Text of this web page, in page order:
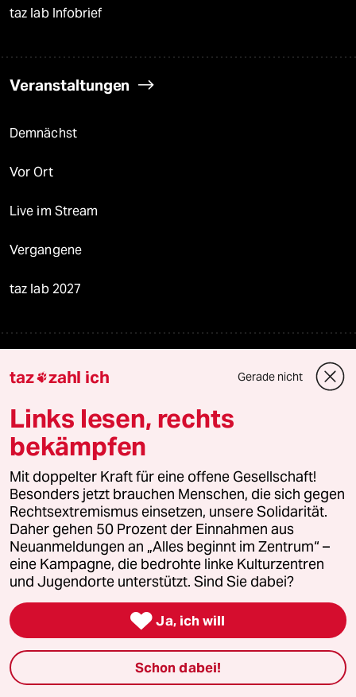
taz lab Infobrief
Veranstaltungen
Demnächst
Vor Ort
Live im Stream
Vergangene
taz lab 2027
taz Blogs
taz FUTURZWEI
Le Monde diplomatique
taz Archiv
Mehr taz Angebote
Reisen
Kantine
taz zahl ich Gerade nicht
Links lesen, rechts
bekämpfen
Mit doppelter Kraft für eine offene Gesellschaft!
Besonders jetzt brauchen Menschen, die sich gegen
Rechtsextremismus einsetzen, unsere Solidarität.
Daher gehen 50 Prozent der Einnahmen aus
Neuanmeldungen an „Alles beginnt im Zentrum“ –
eine Kampagne, die bedrohte linke Kulturzentren
und Jugendorte unterstützt. Sind Sie dabei?
 Ja, ich will
Schon dabei!